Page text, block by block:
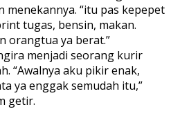
“itu pas kepepet
tugas, bensin, makan.
orangtua ya berat.”
menjadi seorang kurir
“Awalnya aku pikir enak,
ya enggak semudah itu,”
getir.